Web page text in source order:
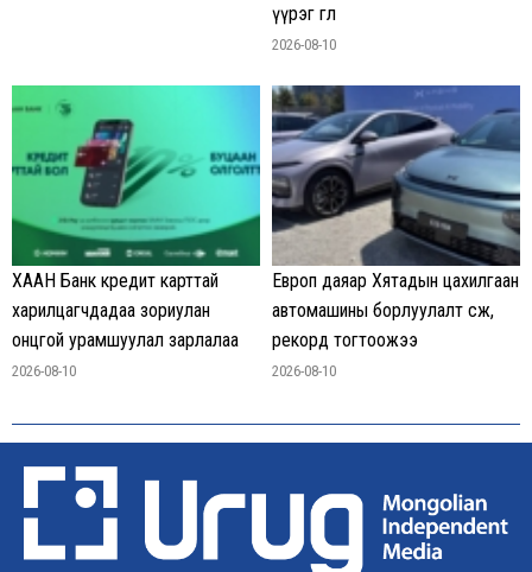
үүрэг өглөө
2026-08-10
ХААН Банк кредит карттай
харилцагчдадаа зориулан
онцгой урамшуулал зарлалаа
2026-08-10
Европ даяар Хятадын цахилгаан
автомашины борлуулалт өсөж,
рекорд тогтоожээ
2026-08-10